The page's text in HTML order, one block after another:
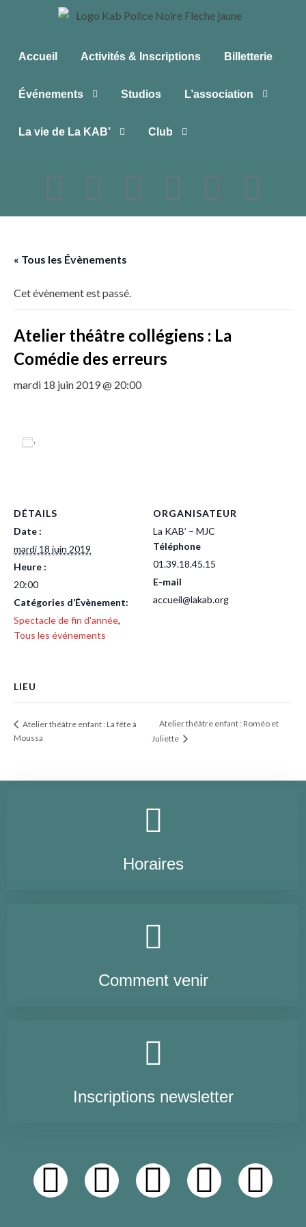
Accueil Activités & Inscriptions Billetterie
Événements Studios L’association
La vie de La KAB’ Club
« Tous les Évènements
Cet évènement est passé.
Atelier théâtre collégiens : La
Comédie des erreurs
mardi 18 juin 2019 @ 20:00
DÉTAILS
Date :
mardi 18 juin 2019
Heure :
20:00
Catégories d’Évènement:
Spectacle de fin d'année,
Tous les événements
ORGANISATEUR
La KAB’ – MJC
Téléphone
01.39.18.45.15
E-mail
accueil@lakab.org
LIEU
Atelier théâtre enfant : La fête à
Moussa
Atelier théâtre enfant : Roméo et
Juliette
Horaires
Comment venir
Inscriptions newsletter